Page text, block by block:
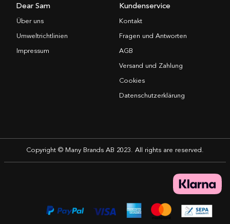
Dear Sam
Über uns
Umweltrichtlinien
Impressum
Kundenservice
Kontakt
Fragen und Antworten
AGB
Versand und Zahlung
Cookies
Datenschutzerklärung
Copyright © Many Brands AB 2023. All rights are reserved.